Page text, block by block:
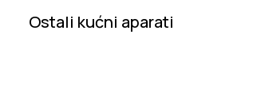
Ostali kućni aparati